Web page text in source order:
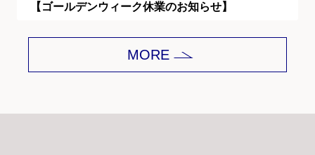
【ゴールデンウィーク休業のお知らせ】
平素は格別のご愛顧を賜り、誠にありがとうご
下記期間をゴールデンウィーク休業とさせて頂
MORE